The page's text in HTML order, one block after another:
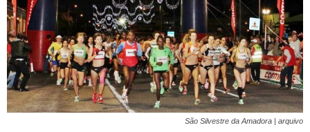
São Silvestre da Amadora | arquivo